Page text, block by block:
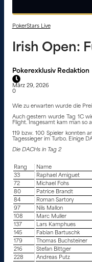
PokerStars Live
Irish Open:
Pokerexklusiv Redaktion
März 29, 2026
0
Wie zu erwarten wurde die
Auch gestern wurde Tag 1C
Flight. Insgesamt kam man so
119 bzw. 100 Spieler konnten
Tagessieger im Turbo. Einige
Die DACHs in Tag 2
Rang Name
33
Raphael Amiguet
72
Michael Fohs
80
Patrice Brandt
84
Roman Sartory
97
Nils Mallon
108
Marc Muller
137
Lars Kamphues
145
Fabian Bartuschk
179
Thomas Buchsteiner
216
Stefan Bittger
228
Andreas Putz